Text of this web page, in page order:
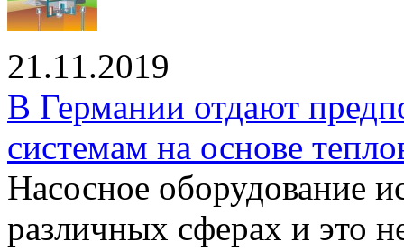
21.11.2019
В Германии отдают
системам на основе
Насосное оборудование
различных сферах и это